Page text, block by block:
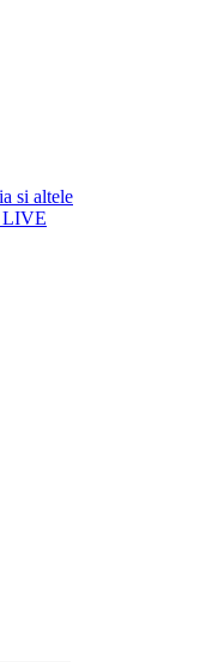
si altele
LIVE